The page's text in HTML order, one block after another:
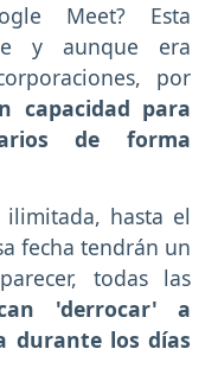
Meet? Esta
y aunque era
por
capacidad para
de forma
hasta el
fecha tendrán un
todas las
'derrocar' a
durante los días